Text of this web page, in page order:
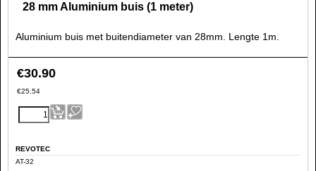
28 mm Aluminium buis (1 meter)
Aluminium buis met buitendiameter van 28mm. Lengte 1m.
€30.90
€25.54
REVOTEC
AT-32